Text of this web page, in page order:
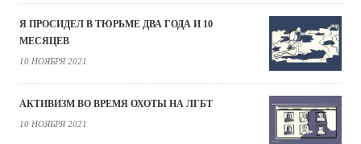
Я ПРОСИДЕЛ В ТЮРЬМЕ ДВА ГОДА И 10
МЕСЯЦЕВ
10 НОЯБРЯ 2021
АКТИВИЗМ ВО ВРЕМЯ ОХОТЫ НА ЛГБТ
10 НОЯБРЯ 2021